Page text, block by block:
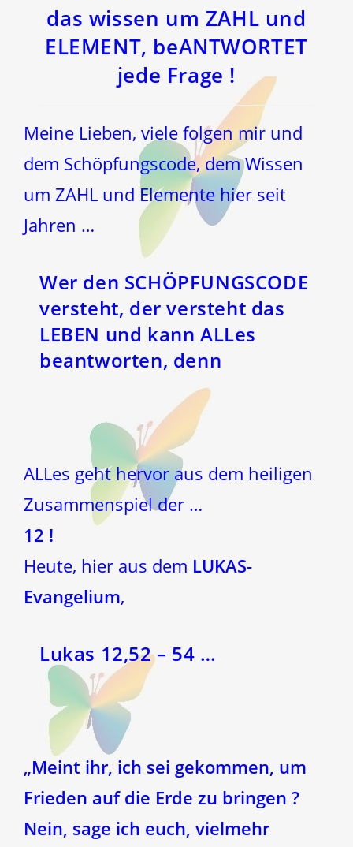
das wissen um ZAHL und
ELEMENT, beANTWORTET
jede Frage !
Meine Lieben, viele folgen mir und
dem Schöpfungscode, dem Wissen
um ZAHL und Elemente hier seit
Jahren …
Wer den SCHÖPFUNGSCODE
versteht, der versteht das
LEBEN und kann ALLes
beantworten, denn
ALLes geht hervor aus dem heiligen
Zusammenspiel der …
12 !
Heute, hier aus dem LUKAS-
Evangelium,
Lukas 12,52 – 54 …
„Meint ihr, ich sei gekommen, um
Frieden auf die Erde zu bringen ?
Nein, sage ich euch, vielmehr